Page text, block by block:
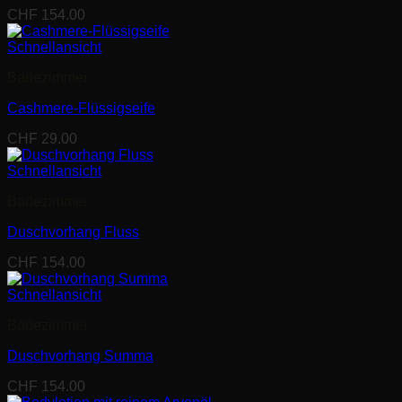
CHF 154.00
Schnellansicht
Cashmere-Flüssigseife
CHF 29.00
Schnellansicht
Duschvorhang Fluss
CHF 154.00
Schnellansicht
Duschvorhang Summa
CHF 154.00